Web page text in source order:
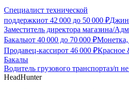
Специалист технической
поддержкиот 42 000 до 50 000 ₽
Заместитель директора магазина/
Бакалыот 40 000 до 70 000 ₽Монетка,
Продавец-кассирот 46 000 ₽Красное
Бакалы
Водитель грузового транспортаз/п
HeadHunter